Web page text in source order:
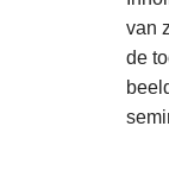
van
de